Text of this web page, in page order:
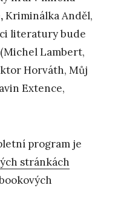
Kriminálka Anděl,
literatury bude
Lambert,
Horváth, Můj
Extence,
program je
stránkách